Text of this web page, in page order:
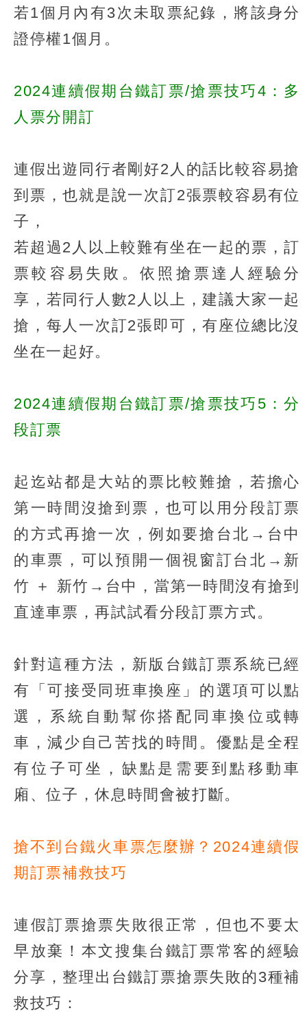
若1個月內有3次未取票紀錄，將該身分
證停權1個月。
2024連續假期台鐵訂票/搶票技巧4：多
人票分開訂
連假出遊同行者剛好2人的話比較容易搶
到票，也就是說一次訂2張票較容易有位
子，
若超過2人以上較難有坐在一起的票，訂
票較容易失敗。依照搶票達人經驗分
享，若同行人數2人以上，建議大家一起
搶，每人一次訂2張即可，有座位總比沒
坐在一起好。
2024連續假期台鐵訂票/搶票技巧5：分
段訂票
起迄站都是大站的票比較難搶，若擔心
第一時間沒搶到票，也可以用分段訂票
的方式再搶一次，例如要搶台北→台中
的車票，可以預開一個視窗訂台北→新
竹 ＋ 新竹→台中，當第一時間沒有搶到
直達車票，再試試看分段訂票方式。
針對這種方法，新版台鐵訂票系統已經
有「可接受同班車換座」的選項可以點
選，系統自動幫你搭配同車換位或轉
車，減少自己苦找的時間。優點是全程
有位子可坐，缺點是需要到點移動車
廂、位子，休息時間會被打斷。
搶不到台鐵火車票怎麼辦？2024連續假
期訂票補救技巧
連假訂票搶票失敗很正常，但也不要太
早放棄！本文搜集台鐵訂票常客的經驗
分享，整理出台鐵訂票搶票失敗的3種補
救技巧：